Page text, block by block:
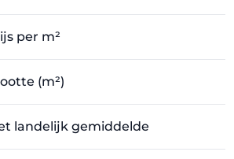
per m²
(m²)
landelijk gemiddelde